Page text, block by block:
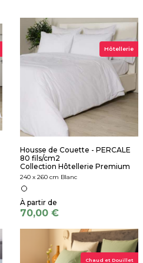
Hôtellerie
Housse de Couette - PERCALE
80 fils/cm2
Collection Hôtellerie Premium
240 x 260 cm Blanc
70,00 €
Chaud et Douillet